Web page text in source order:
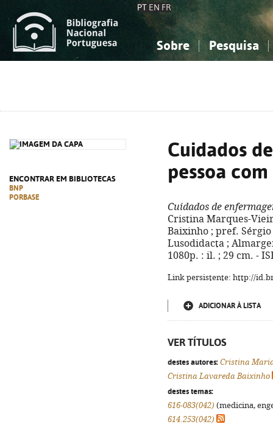
PT EN FR
Sobre Pesquisa
ENCONTRAR EM BIBLIOTECAS
BNP
PORBASE
Cuidados
pessoa
Cuidados de
Cristina Marques-
Baixinho ; pref. Sérgio
Lusodidacta ;
1080p. : il. ; 29 cm. -
Link persistente: http://
ADICIONAR À LISTA
VER TÍTULOS
destes autores: Cristina
Cristina Lavareda Baixinho
destes temas:
616-083(042) (medicina,
614.253(042)